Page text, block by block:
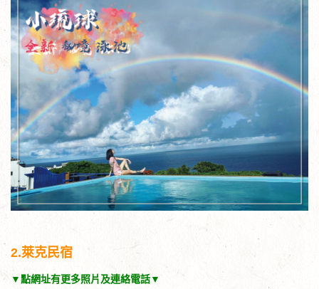
2.萊克民宿
▼點網址有更多照片及連絡電話▼